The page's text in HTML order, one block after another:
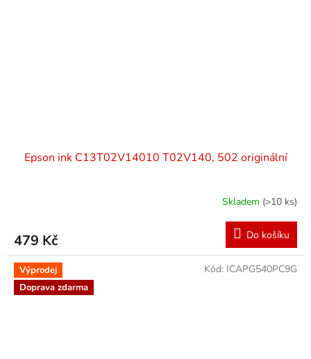
Epson ink C13T02V14010 T02V140, 502 originální
Skladem (>10 ks)
479 Kč Do košíku
Výprodej
Doprava zdarma
Kód: ICAPG540PC9G